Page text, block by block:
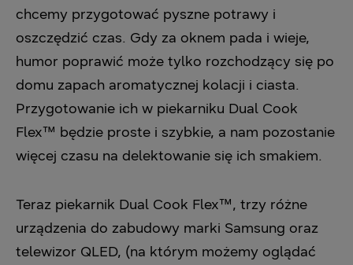
chcemy przygotować pyszne potrawy i
oszczędzić czas. Gdy za oknem pada i wieje,
humor poprawić może tylko rozchodzący się po
domu zapach aromatycznej kolacji i ciasta.
Przygotowanie ich w piekarniku Dual Cook
Flex™ będzie proste i szybkie, a nam pozostanie
więcej czasu na delektowanie się ich smakiem.
Teraz piekarnik Dual Cook Flex™, trzy różne
urządzenia do zabudowy marki Samsung oraz
telewizor QLED, (na którym możemy oglądać